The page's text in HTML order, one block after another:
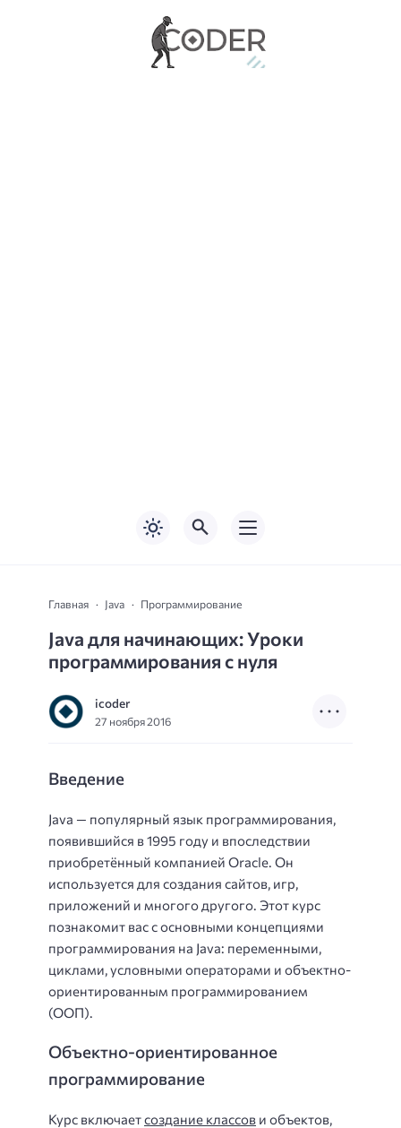
Главная Java Программирование
Java для начинающих: Уроки
программирования с нуля
icoder
27 ноября 2016
Введение
Java — популярный язык программирования,
появившийся в 1995 году и впоследствии
приобретённый компанией Oracle. Он
используется для создания сайтов, игр,
приложений и многого другого. Этот курс
познакомит вас с основными концепциями
программирования на Java: переменными,
циклами, условными операторами и объектно-
ориентированным программированием
(ООП).
Объектно-ориентированное
программирование
Курс включаетсоздание классов и объектов,